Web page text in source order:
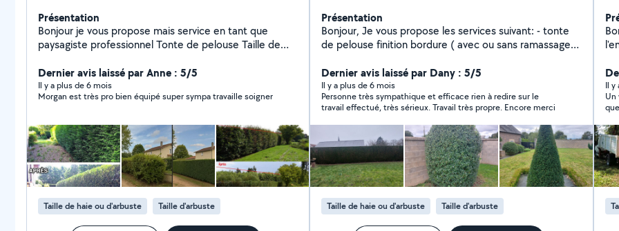
Présentation
Bonjour je vous propose mais service en tant que
paysagiste professionnel Tonte de pelouse Taille de
entretien Élagage ABBATAGE,Ettetage d'arbres
Debrouissaillage Nettoyage de terrasse et de
gouttière,toiture Ramassage de feuilles Pose de
maison,cave,grenier Petite mécanique
Plaquette,vidange, Passage de valise pour diagnostic Et
d'autres petite chose Devis gratuit N'hésitez pas à me
contacter je répondrer à vos attentes Travail efficace
et soigneux Intervention rapide
Dernier avis laissé par Anne : 5/5
Il y a plus de 6 mois
Morgan est très pro bien équipé super sympa travaille soigner
Taille de haie ou d'arbuste Taille d'arbuste
Présentation
Bonjour, Je vous propose les services suivant: - tonte
de pelouse finition bordure ( avec ou sans ramassage
jusqu'à 13 cm de diamètre - taille de haie et arbuste
avec ou sans ramassage et avec ou sans évacuation) -
nettoyage haute pression de vos terrasses, allées,
muret, etc... - Débarras de tous types de locaux: - vide
maison,appartement,grenier,garage, cave,box.... -
évacuation en dechetterie - retrait en magasin de vos
commandes de mobilier d'électroménager etc...
Dernier avis laissé par Dany : 5/5
Il y a plus de 6 mois
Personne très sympathique et efficace rien à redire sur le
travail effectué, très sérieux. Travail très propre. Encore merci
Taille de haie ou d'arbuste Taille d'arbuste
Il y
Un